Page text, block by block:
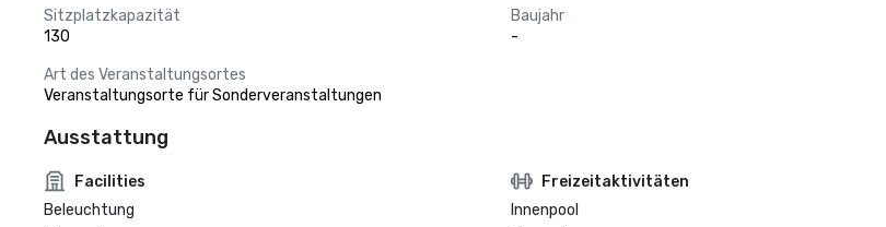
Sitzplatzkapazität
130
Baujahr
-
Art des Veranstaltungsortes
Veranstaltungsorte für Sonderveranstaltungen
Ausstattung
Facilities
Beleuchtung
Freizeitaktivitäten
Innenpool